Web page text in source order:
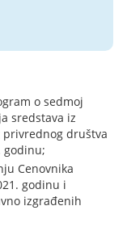
o sedmoj
sredstava iz
privrednog društva
godinu;
Cenovnika
godinu i
izgrađenih